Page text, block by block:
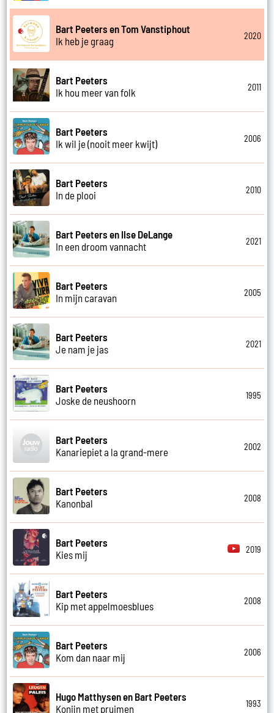
Bart Peeters en Tom Vanstiphout
Ik heb je graag
2020
Bart Peeters
Ik hou meer van folk
2011
Bart Peeters
Ik wil je (nooit meer kwijt)
2006
Bart Peeters
In de plooi
2010
Bart Peeters en Ilse DeLange
In een droom vannacht
2021
Bart Peeters
In mijn caravan
2005
Bart Peeters
Je nam je jas
2021
Bart Peeters
Joske de neushoorn
1995
Bart Peeters
Kanariepiet a la grand-mere
2002
Bart Peeters
Kanonbal
2008
Bart Peeters
Kies mij
2019
Bart Peeters
Kip met appelmoesblues
2008
Bart Peeters
Kom dan naar mij
2006
Hugo Matthysen en Bart Peeters
Konijn met pruimen
1993